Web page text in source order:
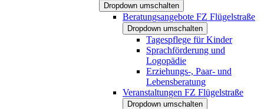
Dropdown umschalten
Beratungsangebote FZ Flügelstraße
Dropdown umschalten
Tagespflege für Kinder
Sprachförderung und
Logopädie
Erziehungs-, Paar- und
Lebensberatung
Veranstaltungen FZ Flügelstraße
Dropdown umschalten